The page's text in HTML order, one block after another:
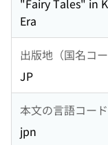
"Fairy Tales" in
Era
出版地（国名コー
JP
本文の言語コード
jpn